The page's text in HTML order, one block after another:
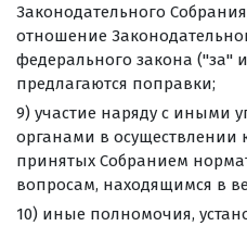
Законодательного
отношение
федерального закона ("за"
предлагаются поправки;
9) участие наряду с иными
органами в осуществлении
принятых Собранием
вопросам, находящимся в
10) иные полномочия,